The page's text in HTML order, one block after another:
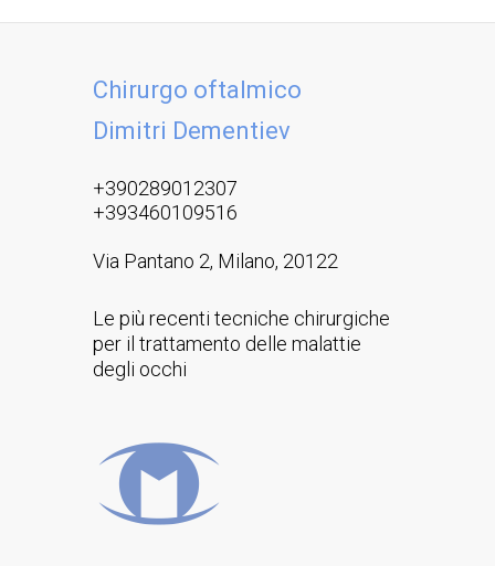
Chirurgo oftalmico
Dimitri Dementiev
+390289012307
+393460109516
Via Pantano 2, Milano, 20122
Le più recenti tecniche chirurgiche
per il trattamento delle malattie
degli occhi